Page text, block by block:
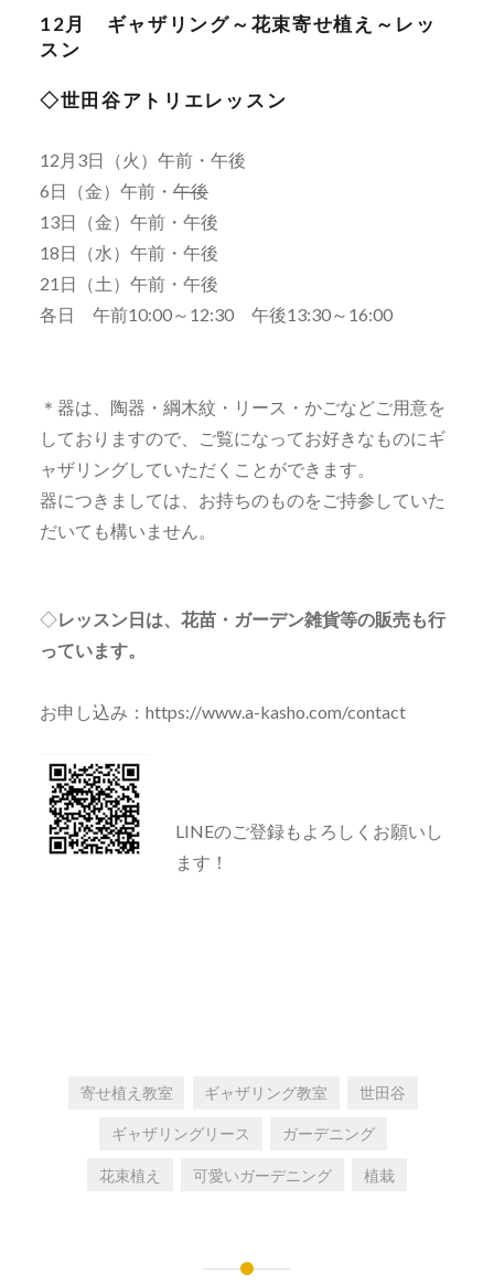
12月 ギャザリング～花束寄せ植え～レッ
スン
◇世田谷アトリエレッスン
12月3日（火）午前・午後
6日（金）午前・午後
13日（金）午前・午後
18日（水）午前・午後
21日（土）午前・午後
各日 午前10:00～12:30 午後13:30～16:00
＊器は、陶器・綱木紋・リース・かごなどご用意を
しておりますので、ご覧になってお好きなものにギ
ャザリングしていただくことができます。
器につきましては、お持ちのものをご持参していた
だいても構いません。
◇レッスン日は、花苗・ガーデン雑貨等の販売も行
っています。
お申し込み：https://www.a-kasho.com/contact
LINEのご登録もよろしくお願いし
ます！
寄せ植え教室 ギャザリング教室 世田谷
ギャザリングリース ガーデニング
花束植え 可愛いガーデニング 植栽